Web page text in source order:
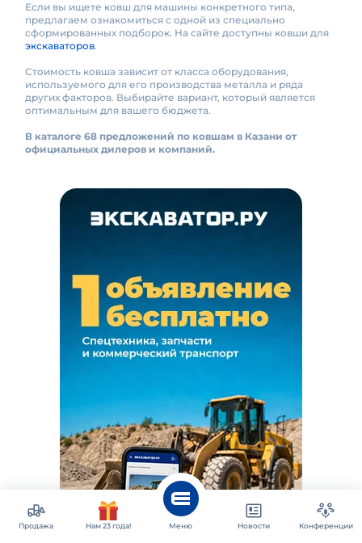
Если вы ищете ковш для машины конкретного типа,
предлагаем ознакомиться с одной из специально
сформированных подборок. На сайте доступны ковши для
экскаваторов.
Стоимость ковша зависит от класса оборудования,
используемого для его производства металла и ряда
других факторов. Выбирайте вариант, который является
оптимальным для вашего бюджета.
В каталоге 68 предложений по ковшам в Казани от
официальных дилеров и компаний.
Продажа Нам 23 года! Меню Новости Конференции